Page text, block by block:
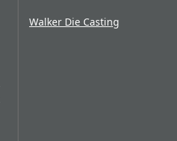
Walker Die Casting